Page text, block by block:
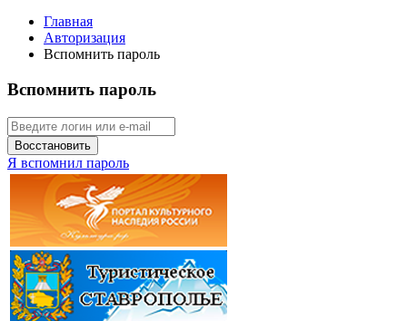
Главная
Авторизация
Вспомнить пароль
Вспомнить пароль
Восстановить
Я вспомнил пароль